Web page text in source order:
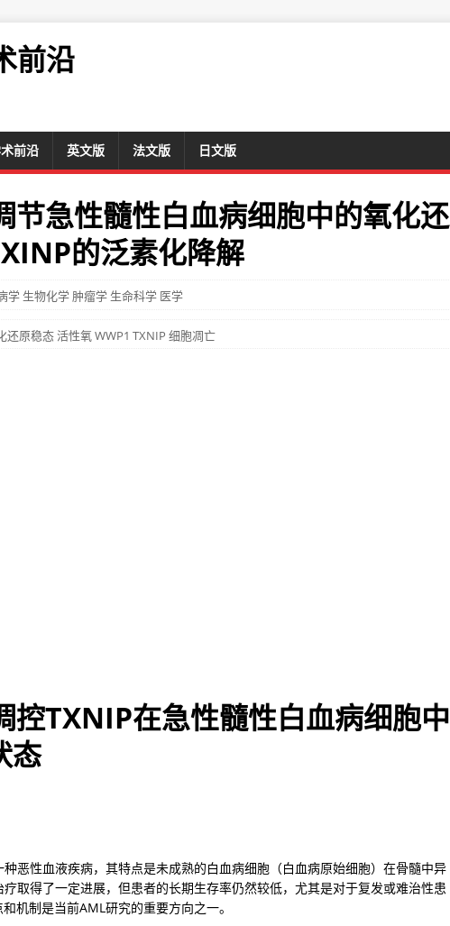
前沿
前沿 英文版 法文版 日文版
节急性髓性白血病细胞中的氧化还
的泛素化降解
学 生物化学 肿瘤学 生命科学 医学
还原稳态活性氧 WWP1 TXNIP 细胞凋亡
控TXNIP在急性髓性白血病细胞中
态
恶性血液疾病，其特点是未成熟的白血病细胞（白血病原始细胞）在骨髓中异
取得了一定进展，但患者的长期生存率仍然较低，尤其是对于复发或难治性患
机制是当前AML研究的重要方向之一。